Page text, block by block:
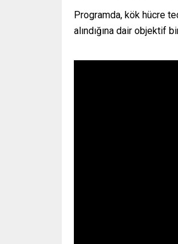
Programda, kök hücre
alındığına dair objektif